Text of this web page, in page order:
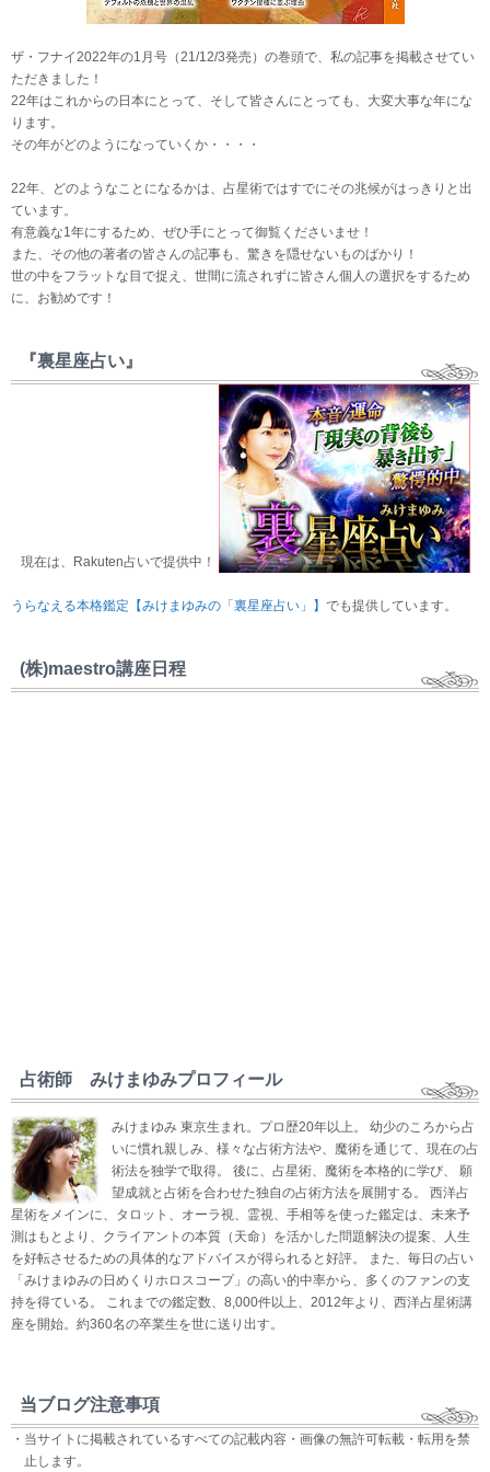
ザ・フナイ2022年の1月号（21/12/3発売）の巻頭で、私の記事を掲載させてい
ただきました！
22年はこれからの日本にとって、そして皆さんにとっても、大変大事な年にな
ります。
その年がどのようになっていくか・・・・
22年、どのようなことになるかは、占星術ではすでにその兆候がはっきりと出
ています。
有意義な1年にするため、ぜひ手にとって御覧くださいませ！
また、その他の著者の皆さんの記事も、驚きを隠せないものばかり！
世の中をフラットな目で捉え、世間に流されずに皆さん個人の選択をするため
に、お勧めです！
『裏星座占い』
現在は、Rakuten占いで提供中！
うらなえる本格鑑定【みけまゆみの「裏星座占い」】 でも提供しています。
(株)maestro講座日程
占術師 みけまゆみプロフィール
みけまゆみ 東京生まれ。プロ歴20年以上。 幼少のころから占
いに慣れ親しみ、様々な占術方法や、魔術を通じて、現在の占
術法を独学で取得。 後に、占星術、魔術を本格的に学び、 願
望成就と占術を合わせた独自の占術方法を展開する。 西洋占
星術をメインに、タロット、オーラ視、霊視、手相等を使った鑑定は、未来予
測はもとより、クライアントの本質（天命）を活かした問題解決の提案、人生
を好転させるための具体的なアドバイスが得られると好評。 また、毎日の占い
「みけまゆみの日めくりホロスコープ」の高い的中率から、多くのファンの支
持を得ている。 これまでの鑑定数、8,000件以上、2012年より、西洋占星術講
座を開始。約360名の卒業生を世に送り出す。
当ブログ注意事項
・当サイトに掲載されているすべての記載内容・画像の無許可転載・転用を禁
止します。